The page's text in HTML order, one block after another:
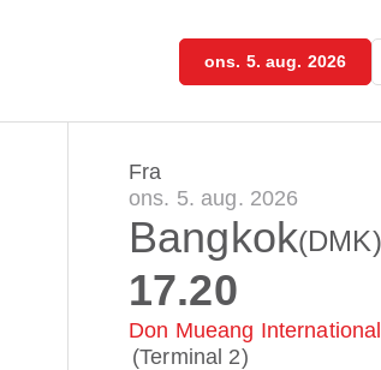
ons. 5. aug. 2026
Fra
ons. 5. aug. 2026
Bangkok(DMK)
17.20
Don Mueang
(Terminal 2)